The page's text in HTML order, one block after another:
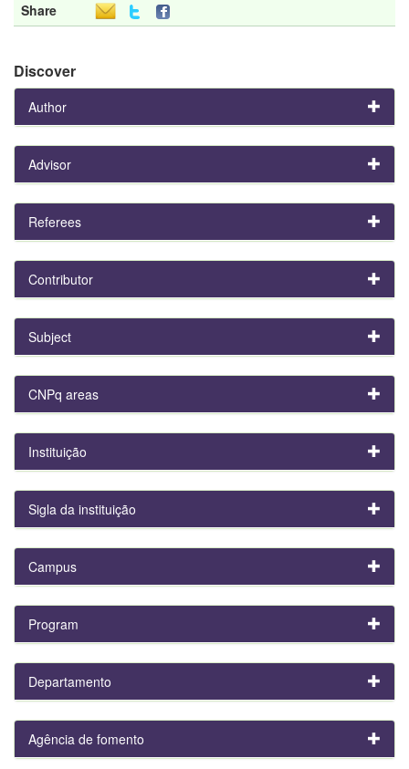
Share
Discover
Author
Advisor
Referees
Contributor
Subject
CNPq areas
Instituição
Sigla da instituição
Campus
Program
Departamento
Agência de fomento